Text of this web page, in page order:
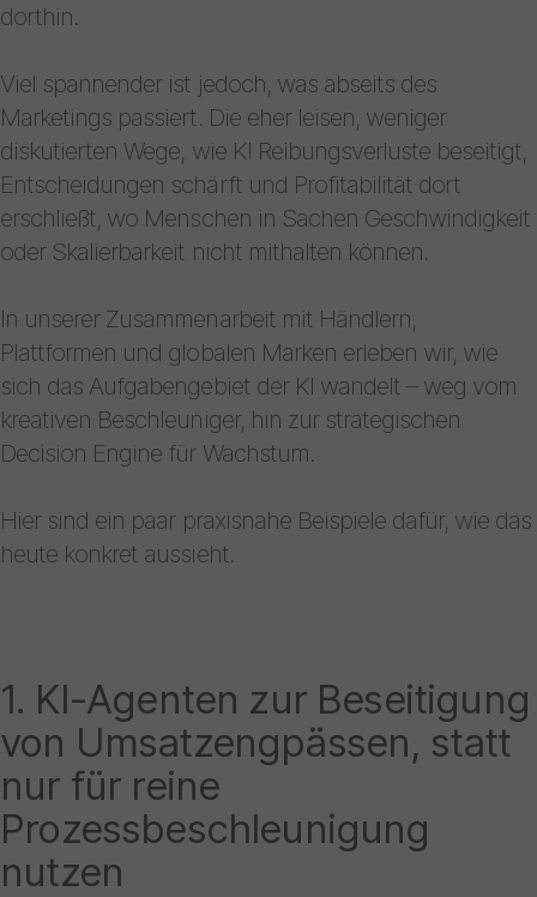
dorthin.
Viel spannender ist jedoch, was abseits des
Marketings passiert. Die eher leisen, weniger
diskutierten Wege, wie KI Reibungsverluste beseitigt,
Entscheidungen schärft und Profitabilität dort
erschließt, wo Menschen in Sachen Geschwindigkeit
oder Skalierbarkeit nicht mithalten können.
In unserer Zusammenarbeit mit Händlern,
Plattformen und globalen Marken erleben wir, wie
sich das Aufgabengebiet der KI wandelt – weg vom
kreativen Beschleuniger, hin zur strategischen
Decision Engine für Wachstum.
Hier sind ein paar praxisnahe Beispiele dafür, wie das
heute konkret aussieht.
1. KI-Agenten zur Beseitigung
von Umsatzengpässen, statt
nur für reine
Prozessbeschleunigung
nutzen